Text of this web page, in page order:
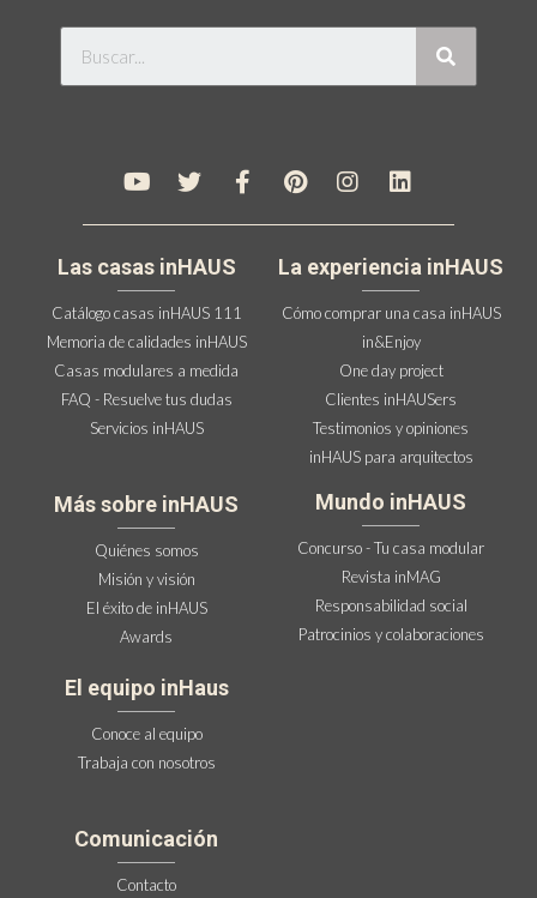
Las casas inHAUS
Catálogo casas inHAUS 111
Memoria de calidades inHAUS
Casas modulares a medida
FAQ - Resuelve tus dudas
Servicios inHAUS
Más sobre inHAUS
Quiénes somos
Misión y visión
El éxito de inHAUS
Awards
La experiencia inHAUS
Cómo comprar una casa inHAUS
in&Enjoy
One day project
Clientes inHAUSers
Testimonios y opiniones
inHAUS para arquitectos
Mundo inHAUS
Concurso - Tu casa modular
Revista inMAG
Responsabilidad social
Patrocinios y colaboraciones
El equipo inHaus
Conoce al equipo
Trabaja con nosotros
Comunicación
Contacto